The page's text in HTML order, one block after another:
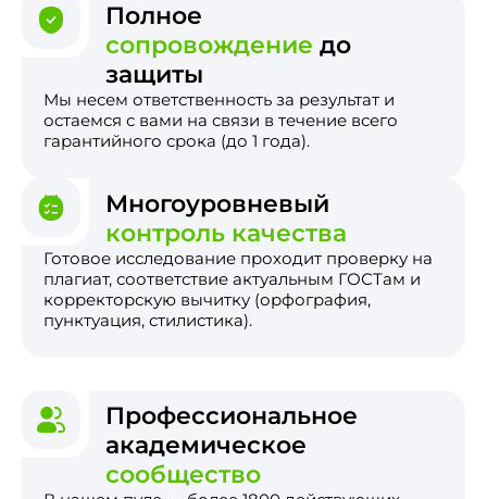
Полное
сопровождение до
защиты
Мы несем ответственность за результат и
остаемся с вами на связи в течение всего
гарантийного срока (до 1 года).
Многоуровневый
контроль качества
Готовое исследование проходит проверку на
плагиат, соответствие актуальным ГОСТам и
корректорскую вычитку (орфография,
пунктуация, стилистика).
Профессиональное
академическое
сообщество